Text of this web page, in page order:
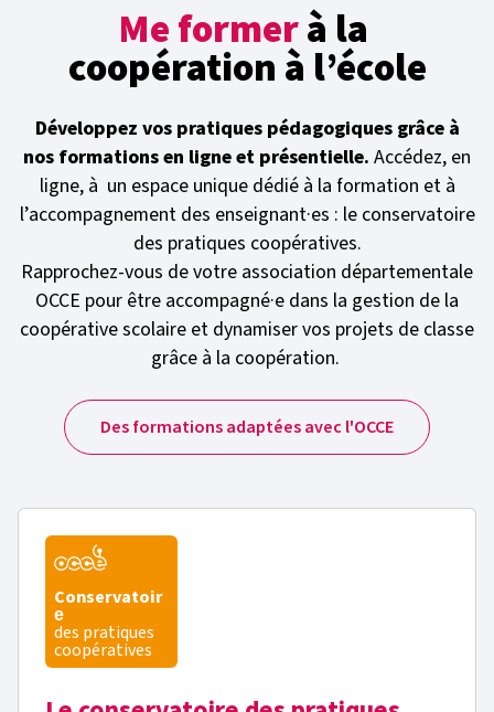
Me formerà la
coopération à l’école
Développez vos pratiques pédagogiques grâce à
nos formations en ligne et présentielle. Accédez, en
ligne, à un espace unique dédié à la formation et à
l’accompagnement des enseignant·es : le conservatoire
des pratiques coopératives.
Rapprochez-vous de votre association départementale
OCCE pour être accompagné·e dans la gestion de la
coopérative scolaire et dynamiser vos projets de classe
grâce à la coopération.
Des formations adaptées avec l'OCCE
Conservatoir
e
des pratiques
coopératives